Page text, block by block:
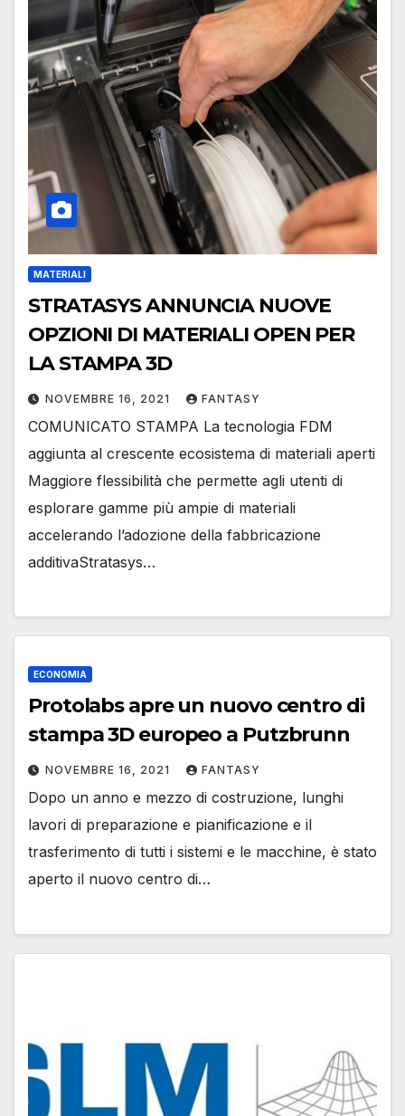
MATERIALI
STRATASYS ANNUNCIA NUOVE
OPZIONI DI MATERIALI OPEN PER
LA STAMPA 3D
NOVEMBRE 16, 2021 FANTASY
COMUNICATO STAMPA La tecnologia FDM
aggiunta al crescente ecosistema di materiali aperti
Maggiore flessibilità che permette agli utenti di
esplorare gamme più ampie di materiali
accelerando l’adozione della fabbricazione
additivaStratasys…
ECONOMIA
Protolabs apre un nuovo centro di
stampa 3D europeo a Putzbrunn
NOVEMBRE 16, 2021 FANTASY
Dopo un anno e mezzo di costruzione, lunghi
lavori di preparazione e pianificazione e il
trasferimento di tutti i sistemi e le macchine, è stato
aperto il nuovo centro di…